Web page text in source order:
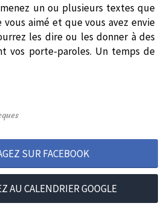
un ou plusieurs textes que
aimé et que vous avez envie
les dire ou les donner à des
vos porte-paroles. Un temps de
SUR FACEBOOK
AU CALENDRIER GOOGLE